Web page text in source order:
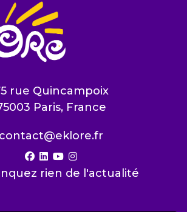
rue Quincampoix
Paris, France
contact@eklore.fr
facebook
linkedinyoutubeinstagram
rien de l'actualité